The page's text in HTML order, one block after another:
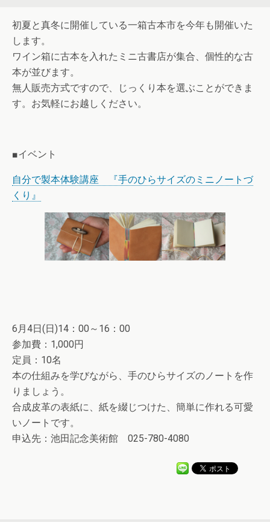
初夏と真冬に開催している一箱古本市を今年も開催いた
します。
ワイン箱に古本を入れたミニ古書店が集合、個性的な古
本が並びます。
無人販売方式ですので、じっくり本を選ぶことができま
す。お気軽にお越しください。
■イベント
自分で製本体験講座 『手のひらサイズのミニノートづ
くり』
6月4日(日)14：00～16：00
参加費：1,000円
定員：10名
本の仕組みを学びながら、手のひらサイズのノートを作
りましょう。
合成皮革の表紙に、紙を綴じつけた、簡単に作れる可愛
いノートです。
申込先：池田記念美術館 025-780-4080